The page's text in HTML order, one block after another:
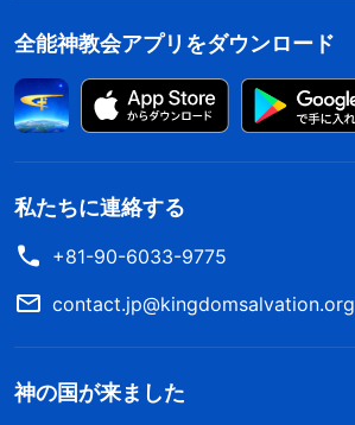
全能神教会アプリをダウンロード
私たちに連絡する
+81-90-6033-9775
contact.jp@kingdomsalvation.org
神の国が来ました